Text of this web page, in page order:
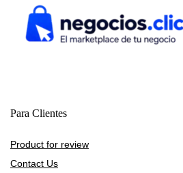
Para Clientes
Product for review
Contact Us